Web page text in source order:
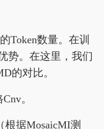
Token数量。在训
势。在这里，我们
的对比。
。
据MosaicMI测